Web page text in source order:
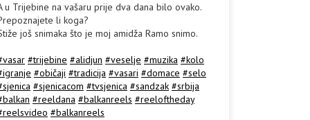
u Trijebine na vašaru prije dva dana bilo ovako.
li koga?
još snimaka što je moj amidža Ramo snimo.
#trijebine #alidjun #veselje #muzika #kolo
#običaji #tradicija #vasari #domace #selo
#sjenicacom #tvsjenica #sandzak #srbija
#reeldana #balkanreels #reeloftheday
#balkanreels